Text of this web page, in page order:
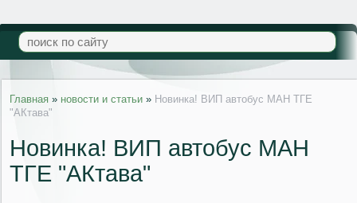
Главная » новости и статьи » Новинка! ВИП автобус МАН ТГЕ
"АКтава"
Новинка! ВИП автобус МАН
ТГЕ "АКтава"